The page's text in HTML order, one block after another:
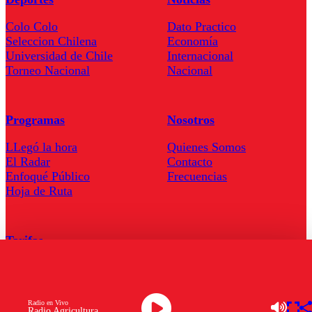
Radio en Vivo
Colo Colo
Seleccion Chilena
Universidad de Chile
Torneo Nacional
Dato Practico
Economía
Internacional
Nacional
Programas
LLegó la hora
El Radar
Enfoqué Público
Hoja de Ruta
Nosotros
Quienes Somos
Contacto
Frecuencias
Tarifas